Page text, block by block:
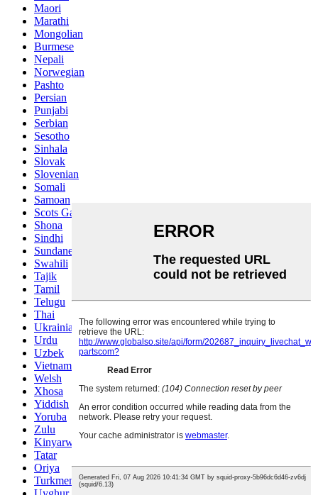
Maori
Marathi
Mongolian
Burmese
Nepali
Norwegian
Pashto
Persian
Punjabi
Serbian
Sesotho
Sinhala
Slovak
Slovenian
Somali
Samoan
Scots Gaelic
Shona
Sindhi
Sundanese
Swahili
Tajik
Tamil
Telugu
Thai
Ukrainian
Urdu
Uzbek
Vietnamese
Welsh
Xhosa
Yiddish
Yoruba
Zulu
Kinyarwanda
Tatar
Oriya
Turkmen